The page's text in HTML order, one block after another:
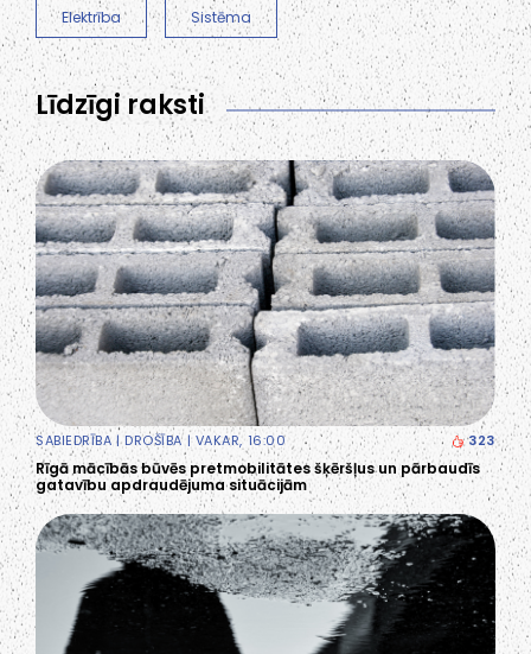
Elektrība Sistēma
Līdzīgi raksti
SABIEDRĪBA |DROŠĪBA| VAKAR, 16:00 323
Rīgā mācībās būvēs pretmobilitātes šķēršļus un pārbaudīs
gatavību apdraudējuma situācijām